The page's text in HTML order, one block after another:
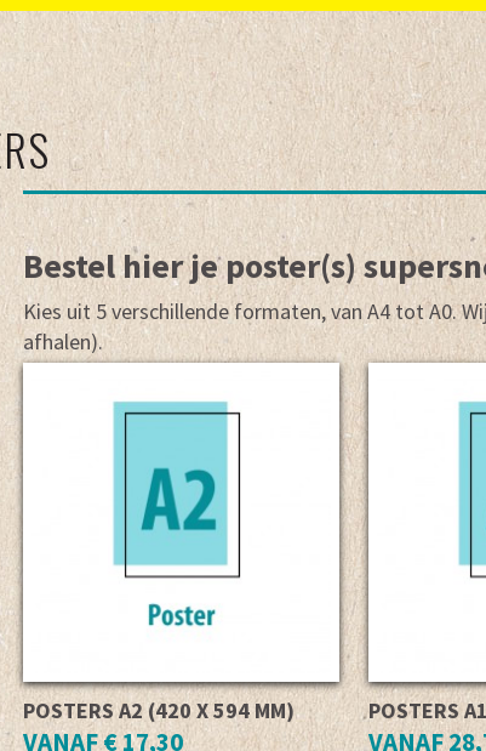
Bestel hier je poster(s)
Kies uit 5 verschillende formaten, van A4 tot A0.
afhalen).
POSTERS A2 (420 X 594 MM)
VANAF € 17,30
POSTERS
VANAF